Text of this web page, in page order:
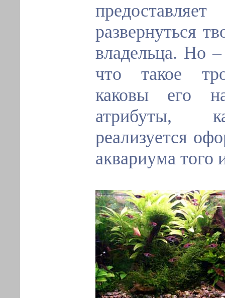
развернуться
владельца. Но
что такое
каковы его
атрибуты,
реализуется
аквариума того